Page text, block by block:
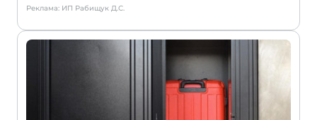
Реклама: ИП Рабищук Д.С.